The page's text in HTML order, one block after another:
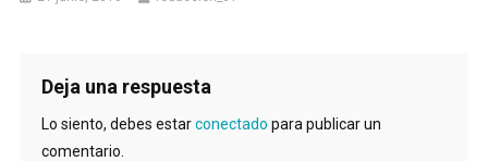
Deja una respuesta
Lo siento, debes estarconectado para publicar un
comentario.